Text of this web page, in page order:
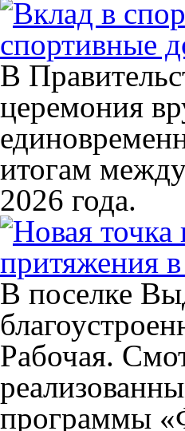
спортивные
В
церемония
итогам
2026 года.
притяжения
В поселке
Рабочая.
программы